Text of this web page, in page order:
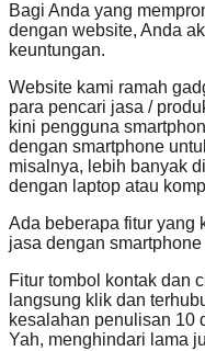
Bagi Anda yang
dengan website, Anda
keuntungan.
Website kami ramah
para pencari jasa /
kini pengguna
dengan smartphone
misalnya, lebih banyak
dengan laptop atau
Ada beberapa fitur yang
jasa dengan smartphone
Fitur tombol kontak dan
langsung klik dan
kesalahan penulisan 10
Yah, menghindari lama